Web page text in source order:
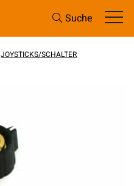
Suche
JOYSTICKS/SCHALTER